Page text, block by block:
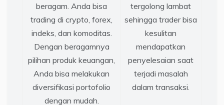
beragam. Anda bisa
trading di crypto, forex,
indeks, dan komoditas.
Dengan beragamnya
pilihan produk keuangan,
Anda bisa melakukan
diversifikasi portofolio
dengan mudah.
tergolong lambat
sehingga trader bisa
kesulitan
mendapatkan
penyelesaian saat
terjadi masalah
dalam transaksi.